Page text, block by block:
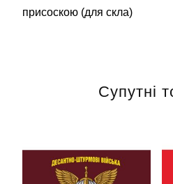
присоскою (для скла)
Супутні